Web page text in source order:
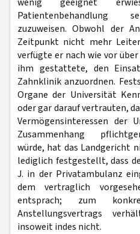
Patientenbehandlung
zuzuweisen. Obwohl der
Zeitpunkt nicht mehr
verfügte er nach wie vor
ihm gestattete, den
Zahnklinik anzuordnen.
Organe der Universität
oder gar darauf vertrauten,
Vermögensinteressen der
Zusammenhang
würde, hat das Landgericht
lediglich festgestellt, dass
J. in der Privatambulanz
dem vertraglich
entsprach; zum
Anstellungsvertrags
insoweit indes nicht.